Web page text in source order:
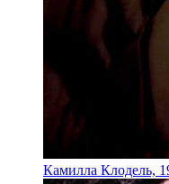
Камилла Клодель,